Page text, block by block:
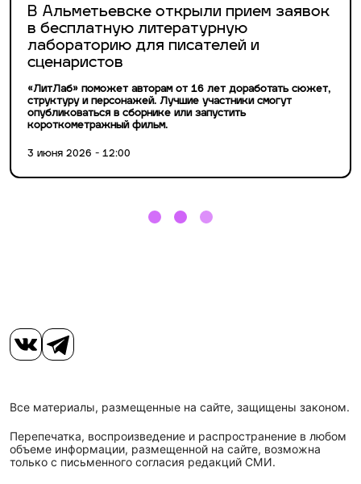
В Альметьевске открыли прием заявок
в бесплатную литературную
лабораторию для писателей и
сценаристов
«ЛитЛаб» поможет авторам от 16 лет доработать сюжет,
структуру и персонажей. Лучшие участники смогут
опубликоваться в сборнике или запустить
короткометражный фильм.
3 июня 2026 - 12:00
Все материалы, размещенные на сайте, защищены законом.
Перепечатка, воспроизведение и распространение в любом
объеме информации, размещенной на сайте, возможна
только с письменного согласия редакций СМИ.